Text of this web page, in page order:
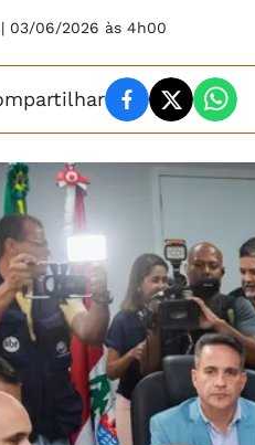
| 03/06/2026 às 4h00